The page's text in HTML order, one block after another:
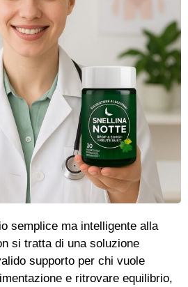
semplice ma intelligente alla
si tratta di una soluzione
supporto per chi vuole
e ritrovare equilibrio,